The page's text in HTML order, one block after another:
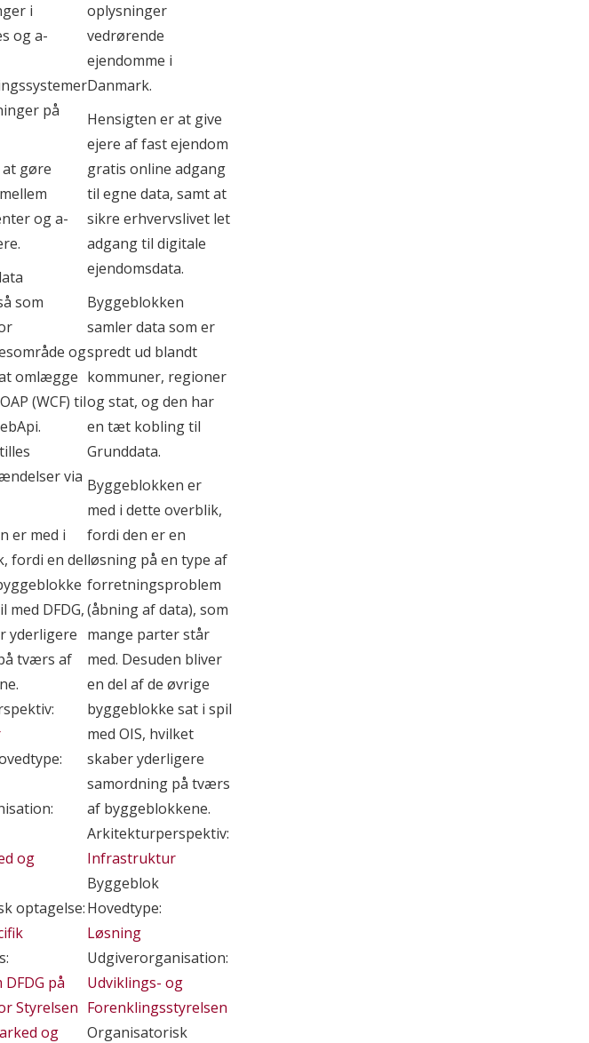
i
og a-
på
gøre
og a-
som
og
omlægge
(WCF) til
via
er med i
fordi en del
med DFDG,
yderligere
tværs af
og
optagelse:
på
Styrelsen
og
oplysninger
vedrørende
ejendomme i
Danmark.
Hensigten er at give
ejere af fast ejendom
gratis online adgang
til egne data, samt at
sikre erhvervslivet let
adgang til digitale
ejendomsdata.
Byggeblokken
samler data som er
spredt ud blandt
kommuner, regioner
og stat, og den har
en tæt kobling til
Grunddata.
Byggeblokken er
med i dette overblik,
fordi den er en
løsning på en type af
forretningsproblem
(åbning af data), som
mange parter står
med. Desuden bliver
en del af de øvrige
byggeblokke sat i spil
med OIS, hvilket
skaber yderligere
samordning på tværs
af byggeblokkene.
Arkitekturperspektiv:
Infrastruktur
Byggeblok
Hovedtype:
Løsning
Udgiverorganisation:
Udviklings- og
Forenklingsstyrelsen
Organisatorisk